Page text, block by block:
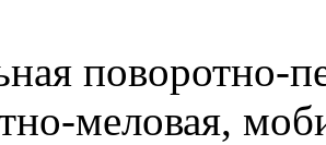
поворотно-
меловая,